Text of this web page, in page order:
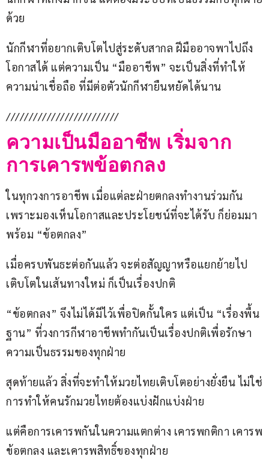
ด้วย
นักกีฬาที่อยากเติบโตไปสู่ระดับสากล ฝีมืออาจพาไปถึง
โอกาสได้ แต่ความเป็น “มืออาชีพ” จะเป็นสิ่งที่ทำให้
ความน่าเชื่อถือ ที่มีต่อตัวนักกีฬายืนหยัดได้นาน
/////////////////////////
ความเป็นมืออาชีพ เริ่มจาก
การเคารพข้อตกลง
ในทุกวงการอาชีพ เมื่อแต่ละฝ่ายตกลงทำงานร่วมกัน
เพราะมองเห็นโอกาสและประโยชน์ที่จะได้รับ ก็ย่อมมา
พร้อม “ข้อตกลง”
เมื่อครบพันธะต่อกันแล้ว จะต่อสัญญาหรือแยกย้ายไป
เติบโตในเส้นทางใหม่ ก็เป็นเรื่องปกติ
“ข้อตกลง” จึงไม่ได้มีไว้เพื่อปิดกั้นใคร แต่เป็น “เรื่องพื้น
ฐาน” ที่วงการกีฬาอาชีพทำกันเป็นเรื่องปกติเพื่อรักษา
ความเป็นธรรมของทุกฝ่าย
สุดท้ายแล้ว สิ่งที่จะทำให้มวยไทยเติบโตอย่างยั่งยืน ไม่ใช่
การทำให้คนรักมวยไทยต้องแบ่งฝักแบ่งฝ่าย
แต่คือการเคารพกันในความแตกต่าง เคารพกติกา เคารพ
ข้อตกลง และเคารพสิทธิ์ของทุกฝ่าย